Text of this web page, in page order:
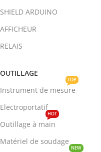
SHIELD ARDUINO
AFFICHEUR
RELAIS
OUTILLAGE
Instrument de mesure
TOP
Electroportatif
Outillage à main
HOT
Matériel de soudage
NEW